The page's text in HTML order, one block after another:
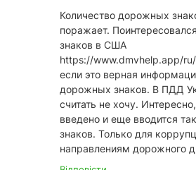
Количество дорожных
поражает.
знаков в США
https://www.dmvhelp.app/
если это верная
дорожных знаков. В ПДД
считать не хочу.
введено и еще вводится
знаков. Только для
направлениям дорожного